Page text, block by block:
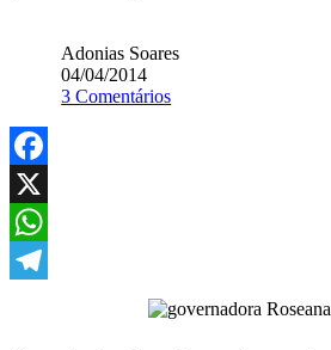
Adonias Soares
04/04/2014
3 Comentários
Facebook
X
WhatsApp